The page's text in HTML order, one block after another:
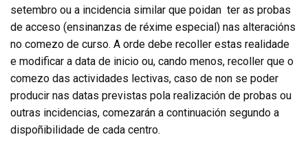
setembro ou a incidencia similar que poidan ter as probas
de acceso (ensinanzas de réxime especial) nas alteracións
no comezo de curso. A orde debe recoller estas realidade
e modificar a data de inicio ou, cando menos, recoller que o
comezo das actividades lectivas, caso de non se poder
producir nas datas previstas pola realización de probas ou
outras incidencias, comezarán a continuación segundo a
dispoñibilidade de cada centro.